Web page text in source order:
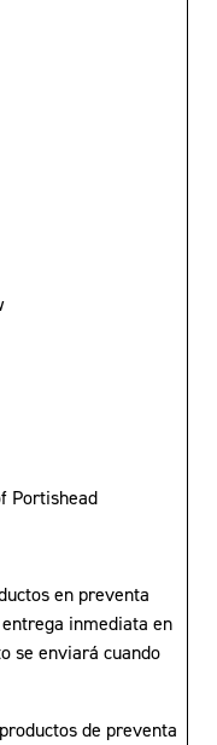
Portishead
en preventa
inmediata en
se enviará cuando
de preventa